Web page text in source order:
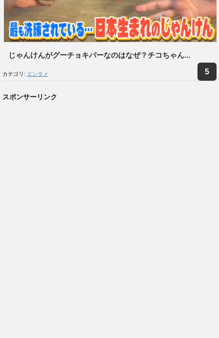
じゃんけんがグーチョキパーなのはなぜ？チコちゃん...
カテゴリ: エンタメ
スポンサーリンク